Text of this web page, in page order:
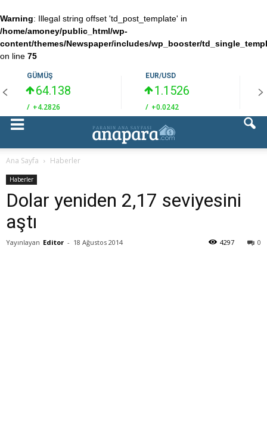
Warning: Illegal string offset 'td_post_template' in
/home/amoney/public_html/wp-
content/themes/Newspaper/includes/wp_booster/
on line 75
GÜMÜŞ
64.138
/ +4.2826
EUR/USD
1.1526
/ +0.0242
Ana Sayfa Haberler
Haberler
Dolar yeniden 2,17 seviyesini
aştı
Yayınlayan Editor - 18 Ağustos 2014 0
4297